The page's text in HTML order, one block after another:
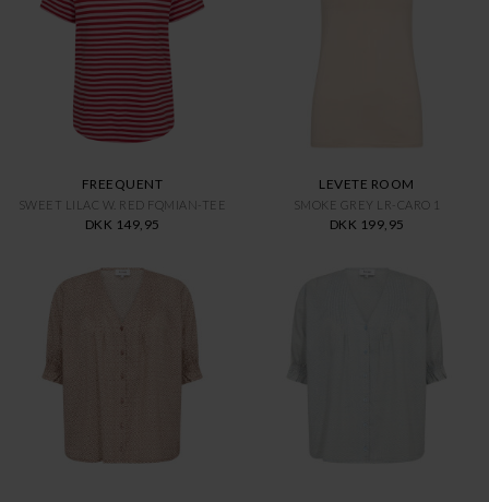
FREEQUENT
SWEET LILAC W. RED FQMIAN-TEE
DKK 149,95
LEVETE ROOM
SMOKE GREY LR-CARO 1
DKK 199,95